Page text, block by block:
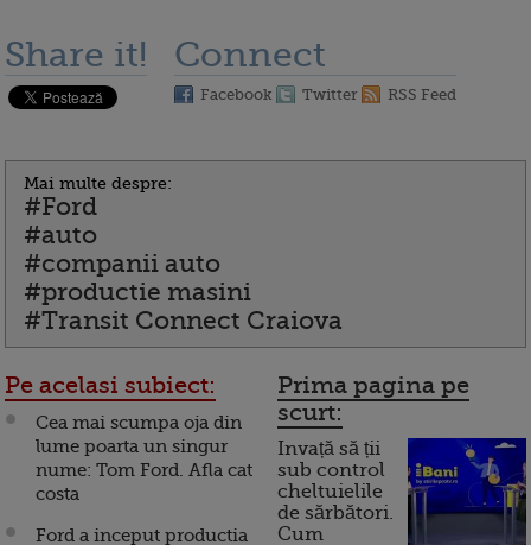
Share it! Connect
Facebook Twitter RSS Feed
Mai multe despre:
#Ford
#auto
#companii auto
#productie masini
#Transit Connect Craiova
Pe acelasi subiect:
Cea mai scumpa oja din
lume poarta un singur
nume: Tom Ford. Afla cat
costa
Ford a inceput productia
Prima pagina pe
scurt:
Invață să ții
sub control
cheltuielile
de sărbători.
Cum